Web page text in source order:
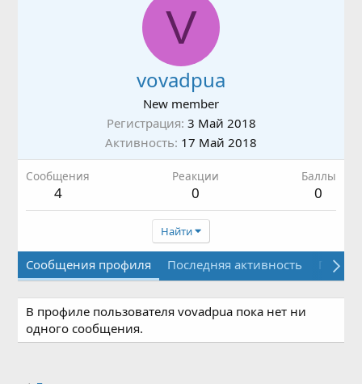
V
vovadpua
New member
Регистрация 3 Май 2018
Активность 17 Май 2018
Сообщения
4
Реакции
0
Баллы
0
Найти
Сообщения профиля Последняя активность
В профиле пользователя vovadpua пока нет ни
одного сообщения.